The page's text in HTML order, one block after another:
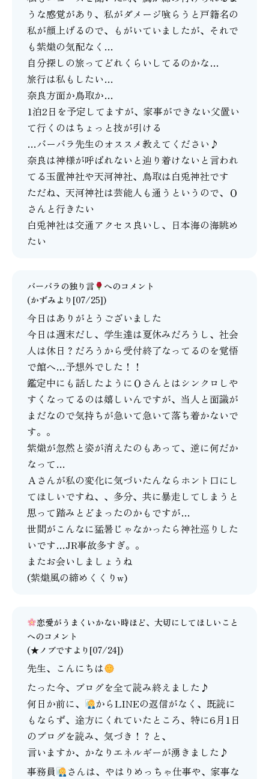
うな感覚があり、私がダメージ喰らうと戸籍名の
私が顔上げるので、もがいていましたが、それで
も紫熾の気配なく…
自分探しの旅ってどれくらいしてるのかな…
旅行は私もしたい…
奈良方面か鳥取か…
1泊2日を予定してますが、家事ができない父置い
て行くのはちょっと技が引ける
…バーバラ先生のオススメ教えてください♪
奈良は神様が呼ばれないと辿り着けないと言われ
てる玉置神社や天河神社、鳥取は白兎神社です
ただね、天河神社は芸能人も通うというので、Ｏ
さんと行きたい
白兎神社は交通アクセス良いし、日本海の海眺め
たい
バーバラの独り言
へのコメント
(かずみより[07/25])
今日はありがとうございました
今日は週末だし、学生達は夏休みだろうし、社会
人は休日？だろうから受付終了なってるのを覚悟
で館へ…予想外でした！！
鑑定中にも話したようにＯさんとはシンクロしや
すくなってるのは嬉しいんですが、当人と面識が
まだなので気持ちが急いて急いて落ち着かないで
す。。
紫熾が忽然と姿が消えたのもあって、逆に何だか
なって…
Ａさんが私の変化に気づいたんならホント口にし
てほしいですね、、多分、共に暴走してしまうと
思って踏みとどまったのかもですが…
世間がこんなに猛暑じゃなかったら神社巡りした
いです…JR事故多すぎ。。
またお会いしましょうね
(紫熾風の締めくくりw)
恋愛がうまくいかない時ほど、大切にしてほしいこと
へのコメント
(★ノブですより[07/24])
先生、こんにちは
たった今、ブログを全て読み終えました♪
何日か前に、
からLINEの返信がなく、既読に
もならず、途方にくれていたところ、特に6月1日
のブログを読み、気づき！？と、
言いますか、かなりエネルギーが湧きました♪
事務員
さんは、やはりめっちゃ仕事や、家事な